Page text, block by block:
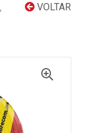
VOLTAR